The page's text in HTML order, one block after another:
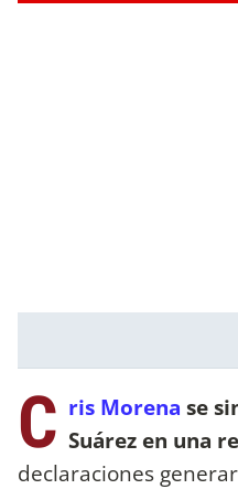
C ris Morena se
Suárez en una
declaraciones